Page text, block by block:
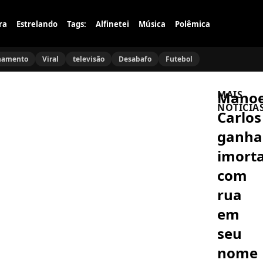
Estrelando Tags: Alfinetei Música Polêmica
Viral televisão Desabafo Futebol
Carlos
ganha
com
rua
em
seu
nome
MAIS
EVENTOS
Derê
Paquetá
edição
dos
90
muito
FAZENDA
Fazenda
Ex-
dos
Suzane